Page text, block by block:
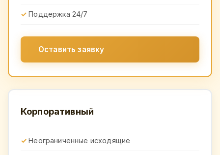
Поддержка 24/7
Оставить заявку
Корпоративный
Неограниченные исходящие